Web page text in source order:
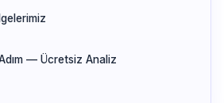
— Ücretsiz Analiz